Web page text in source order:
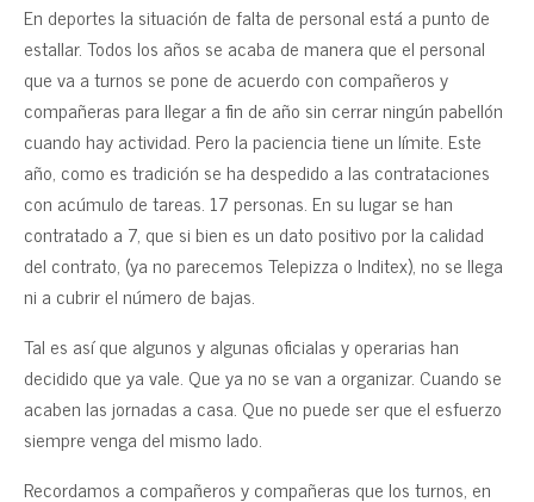
En deportes la situación de falta de personal está a punto de
estallar. Todos los años se acaba de manera que el personal
que va a turnos se pone de acuerdo con compañeros y
compañeras para llegar a fin de año sin cerrar ningún pabellón
cuando hay actividad. Pero la paciencia tiene un límite. Este
año, como es tradición se ha despedido a las contrataciones
con acúmulo de tareas. 17 personas. En su lugar se han
contratado a 7, que si bien es un dato positivo por la calidad
del contrato, (ya no parecemos Telepizza o Inditex), no se llega
ni a cubrir el número de bajas.
Tal es así que algunos y algunas oficialas y operarias han
decidido que ya vale. Que ya no se van a organizar. Cuando se
acaben las jornadas a casa. Que no puede ser que el esfuerzo
siempre venga del mismo lado.
Recordamos a compañeros y compañeras que los turnos, en